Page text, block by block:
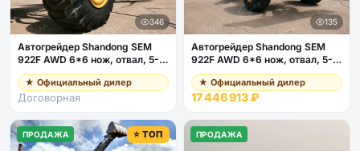
346
Автогрейдер Shandong SEM
922F AWD 6*6 нож, отвал, 5-
ти стоечный рыхлитель
★ Официальный дилер
Договорная
135
Автогрейдер Shandong SEM
922F AWD 6*6 нож, отвал, 5-
ти стоечный рыхлитель
★ Официальный дилер
17 446 913 ₽
ПРОДАЖА ⭐ ТОП ПРОДАЖА